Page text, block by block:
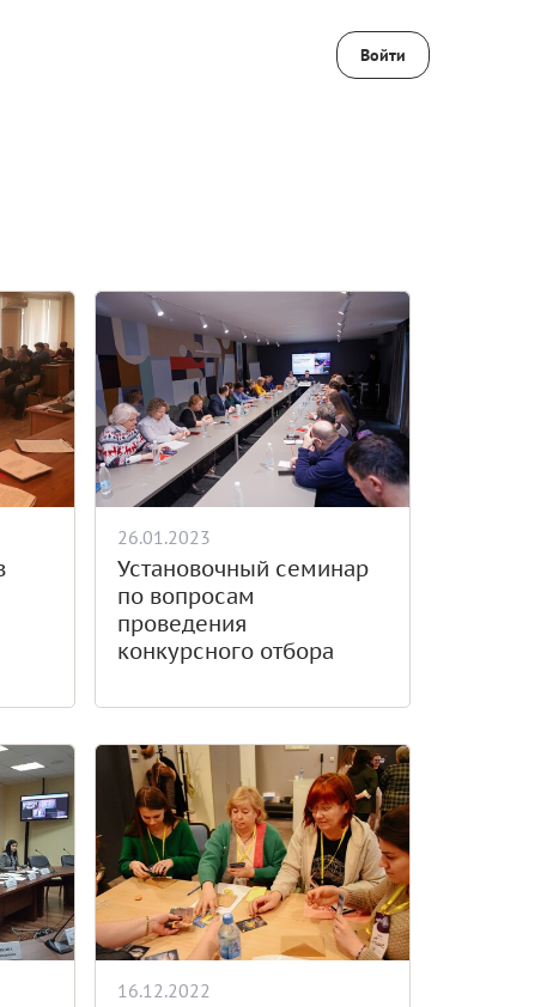
Войти
26.01.2023
Установочный семинар
по вопросам
проведения
конкурсного отбора
16.12.2022